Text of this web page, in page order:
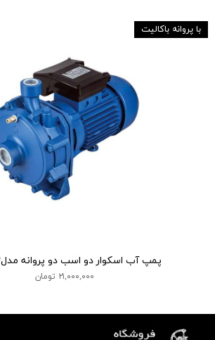
پمپ آب اسکوار دو اسب دو پروانه مدلIB210-P
۲۱,۰۰۰,۰۰۰ تومان
با پروانه باکالیت